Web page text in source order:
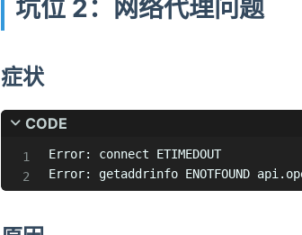
坑位 2：网络代理问题
症状
CODE
Error: connect ETIMEDOUT
Error: getaddrinfo ENOTFOUND